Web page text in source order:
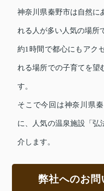
神奈川県秦野市は自然に
れる人が多い人気の場所
約1時間で都心にもアク
れる場所での子育てを望
す。
そこで今回は神奈川県
に、人気の温泉施設「弘
介します。
弊社へのお問